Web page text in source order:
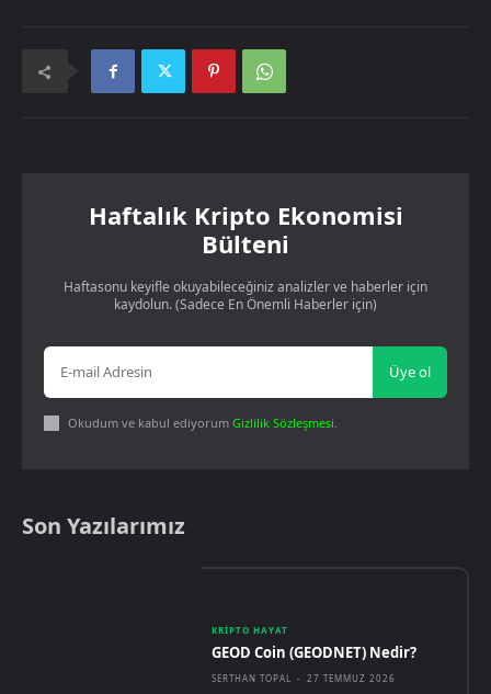
Haftalık Kripto Ekonomisi
Bülteni
Haftasonu keyifle okuyabileceğiniz analizler ve haberler için
kaydolun. (Sadece En Önemli Haberler için)
Üye ol
Okudum ve kabul ediyorum Gizlilik Sözleşmesi.
Son Yazılarımız
KRIPTO HAYAT
GEOD Coin (GEODNET) Nedir?
SERTHAN TOPAL - 27 TEMMUZ 2026